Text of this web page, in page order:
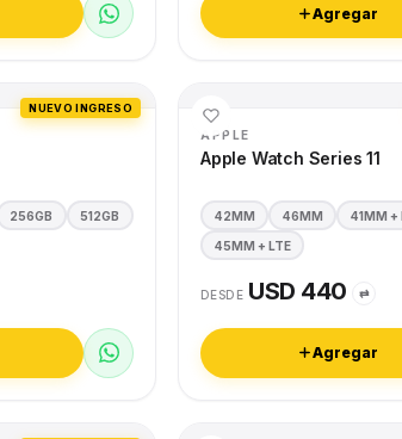
Agregar
NUEVO INGRESO
256GB 512GB
APPLE
Apple Watch Series 11
42MM 46MM 41MM +
45MM + LTE
DESDE USD 440 ⇄
Agregar